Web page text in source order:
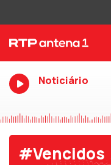
Noticiário
#Vencidos